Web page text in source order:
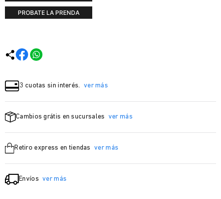
PROBATE LA PRENDA
3 cuotas sin interés. ver más
Cambios grátis en sucursales ver más
Retiro express en tiendas ver más
Envíos ver más